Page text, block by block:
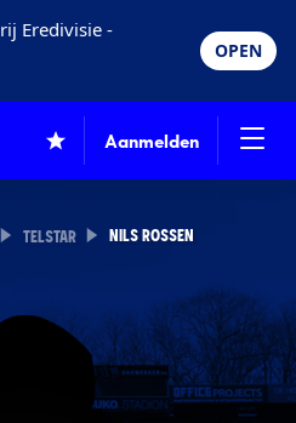
Eredivisie -
OPEN
Aanmelden
TELSTAR NILS ROSSEN